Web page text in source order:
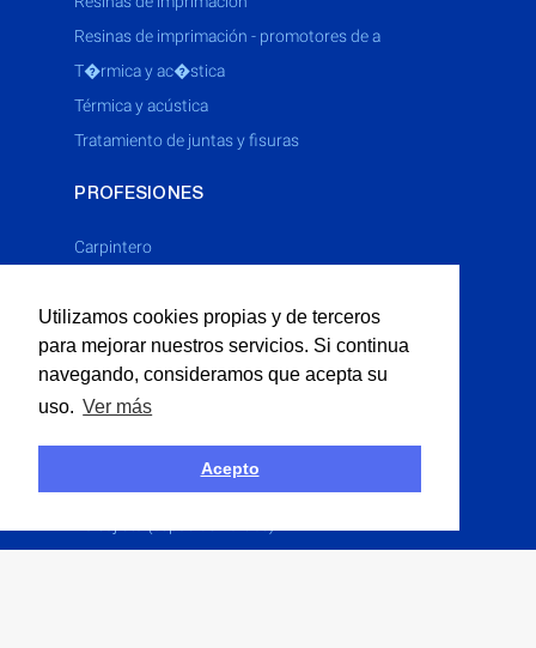
Utilizamos cookies propias y de terceros
para mejorar nuestros servicios. Si continua
navegando, consideramos que acepta su
uso. Ver más
Acepto
resinas de imprimación - promotores de a
t�rmica y ac�stica
térmica y acústica
tratamiento de juntas y fisuras
PROFESIONES
Carpintero
Electricista
Fontanero
Limpieza Industrial
Multiservicios
Obras Públicas